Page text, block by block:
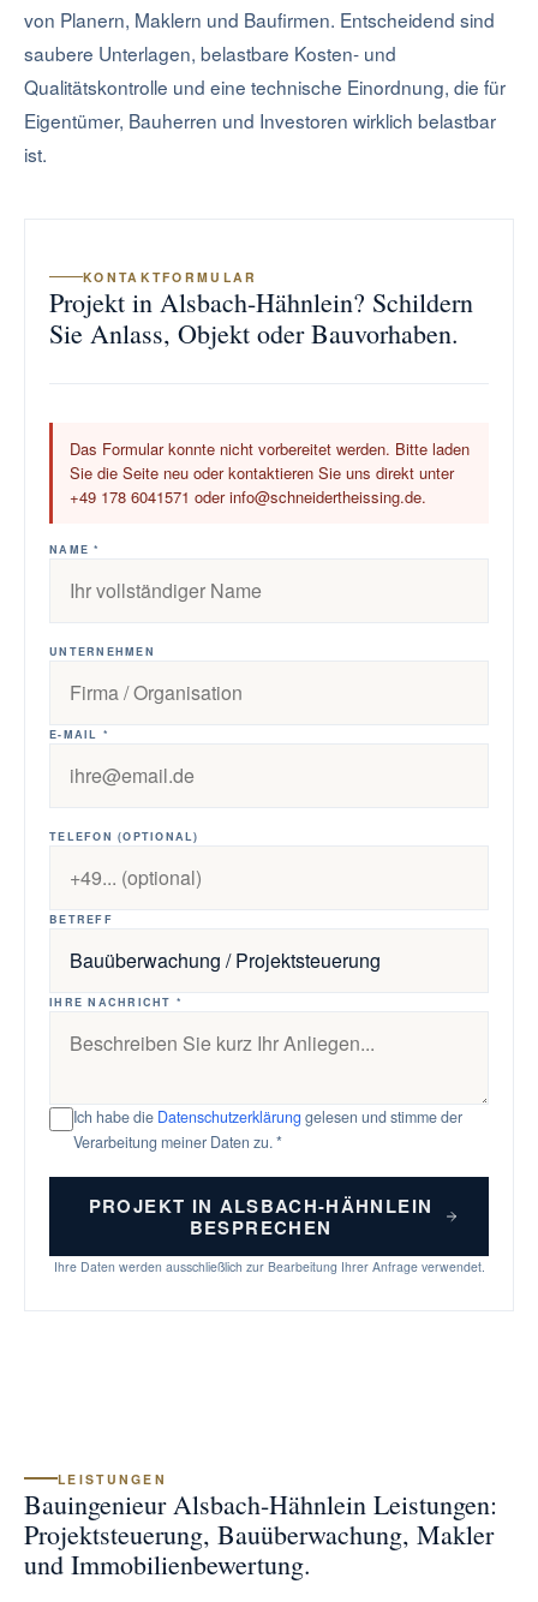
von Planern, Maklern und Baufirmen. Entscheidend sind
saubere Unterlagen, belastbare Kosten- und
Qualitätskontrolle und eine technische Einordnung, die für
Eigentümer, Bauherren und Investoren wirklich belastbar
ist.
KONTAKTFORMULAR
Projekt in Alsbach-Hähnlein? Schildern
Sie Anlass, Objekt oder Bauvorhaben.
Das Formular konnte nicht vorbereitet werden. Bitte laden
Sie die Seite neu oder kontaktieren Sie uns direkt unter
+49 178 6041571 oder info@schneidertheissing.de.
NAME *
UNTERNEHMEN
E-MAIL *
TELEFON (OPTIONAL)
BETREFF
IHRE NACHRICHT *
Ich habe die Datenschutzerklärung gelesen und stimme der
Verarbeitung meiner Daten zu. *
PROJEKT IN ALSBACH-HÄHNLEIN
BESPRECHEN
Ihre Daten werden ausschließlich zur Bearbeitung Ihrer Anfrage verwendet.
LEISTUNGEN
Bauingenieur Alsbach-Hähnlein Leistungen:
Projektsteuerung, Bauüberwachung, Makler
und Immobilienbewertung.